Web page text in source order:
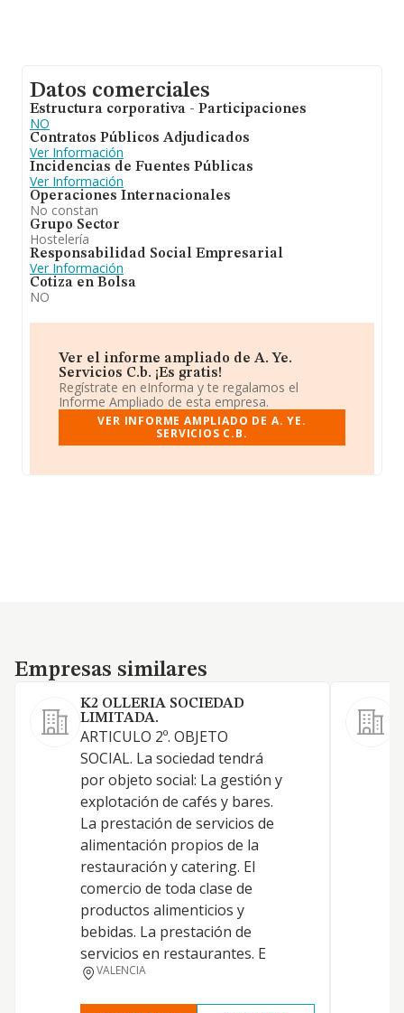
Datos comerciales
Estructura corporativa - Participaciones
NO
Contratos Públicos Adjudicados
Ver Información
Incidencias de Fuentes Públicas
Ver Información
Operaciones Internacionales
No constan
Grupo Sector
Hostelería
Responsabilidad Social Empresarial
Ver Información
Cotiza en Bolsa
NO
Ver el informe ampliado de A. Ye.
Servicios C.b. ¡Es gratis!
Regístrate en eInforma y te regalamos el
Informe Ampliado de esta empresa.
VER INFORME AMPLIADO DE A. YE.
SERVICIOS C.B.
Empresas similares
Empresas similares
K2 OLLERIA SOCIEDAD
LIMITADA.
ARTICULO 2º. OBJETO
SOCIAL. La sociedad tendrá
por objeto social: La gestión y
explotación de cafés y bares.
La prestación de servicios de
alimentación propios de la
restauración y catering. El
comercio de toda clase de
productos alimenticios y
bebidas. La prestación de
servicios en restaurantes. E
VALENCIA